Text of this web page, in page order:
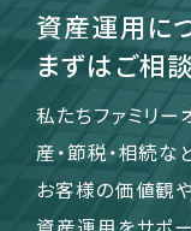
メールマガ
よくある質問
資産運用に
まずはご相
私たちファミリー
産・節税・相続な
お客様の価値観